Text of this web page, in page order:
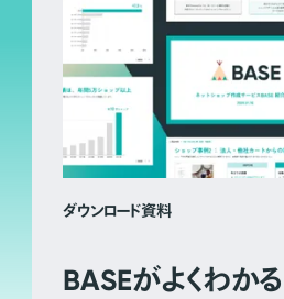
ダウンロード資料
BASEがよくわかる